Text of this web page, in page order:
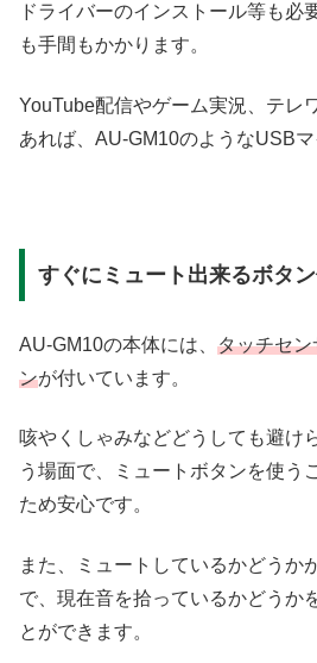
ドライバーのインストール等も必
も手間もかかります。
YouTube配信やゲーム実況、テレ
あれば、AU-GM10のようなUSBマ
すぐにミュート出来るボタ
AU-GM10の本体には、 タッチセ
ンが付いています。
咳やくしゃみなどどうしても避け
う場面で、ミュートボタンを使う
ため安心です。
また、ミュートしているかどうか
で、現在音を拾っているかどうか
とができます。